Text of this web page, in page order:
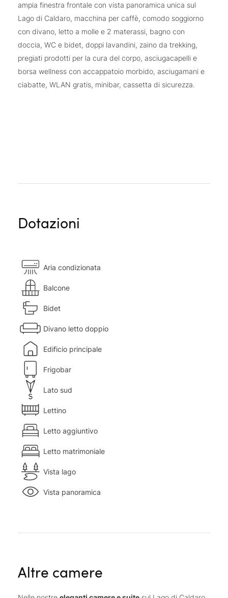
ampia finestra frontale con vista panoramica unica sul
Lago di Caldaro, macchina per caffè, comodo soggiorno
con divano, letto a molle e 2 materassi, bagno con
doccia, WC e bidet, doppi lavandini, zaino da trekking,
pregiati prodotti per la cura del corpo, asciugacapelli e
borsa wellness con accappatoio morbido, asciugamani e
ciabatte, WLAN gratis, minibar, cassetta di sicurezza.
Dotazioni
Aria condizionata
Balcone
Bidet
Divano letto doppio
Edificio principale
Frigobar
Lato sud
Lettino
Letto aggiuntivo
Letto matrimoniale
Vista lago
Vista panoramica
Altre camere